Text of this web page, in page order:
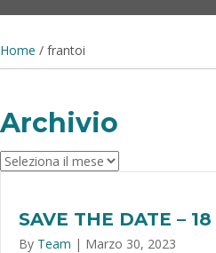
Home / frantoi
Archivio
Archivio
SAVE THE DATE –
By Team | Marzo 30, 2023